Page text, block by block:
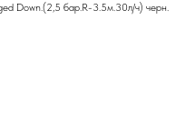
Down.(2,5 бар.R-3.5м.30л/ч) черн.